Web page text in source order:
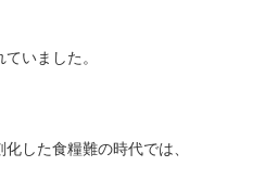
いました。
した食糧難の時代では、